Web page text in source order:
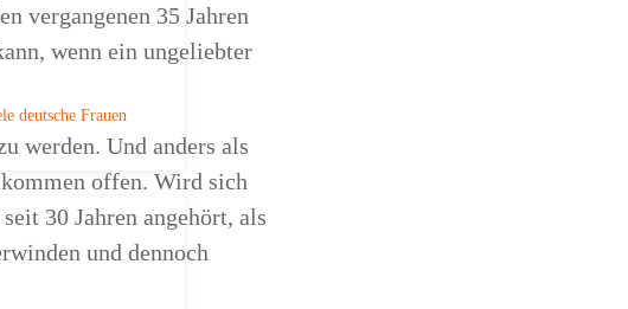
deutsche Frauen
vergangenen 35 Jahren
wenn ein ungeliebter
werden. Und anders als
offen. Wird sich
30 Jahren angehört, als
und dennoch